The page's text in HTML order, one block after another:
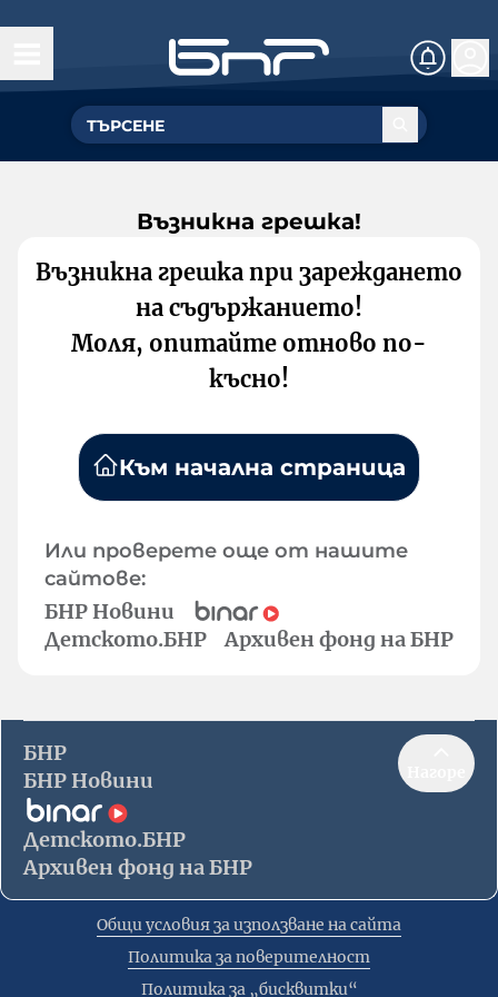
Възникна грешка!
Възникна грешка при зареждането
на съдържанието!
Моля, опитайте отново по-
късно!
Към начална страница
Или проверете още от нашите
сайтове:
БНР Новини
Детското.БНР
Архивен фонд на БНР
БНР
БНР Новини
Детското.БНР
Архивен фонд на БНР
Общи условия за използване на сайта
Политика за поверителност
Политика за „бисквитки“